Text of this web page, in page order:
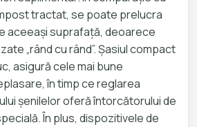
tractat, se poate prelucra
aceeași suprafață, deoarece
„rând cu rând”. Șasiul compact
asigură cele mai bune
în timp ce reglarea
șenilelor oferă întorcătorului de
În plus, dispozitivele de